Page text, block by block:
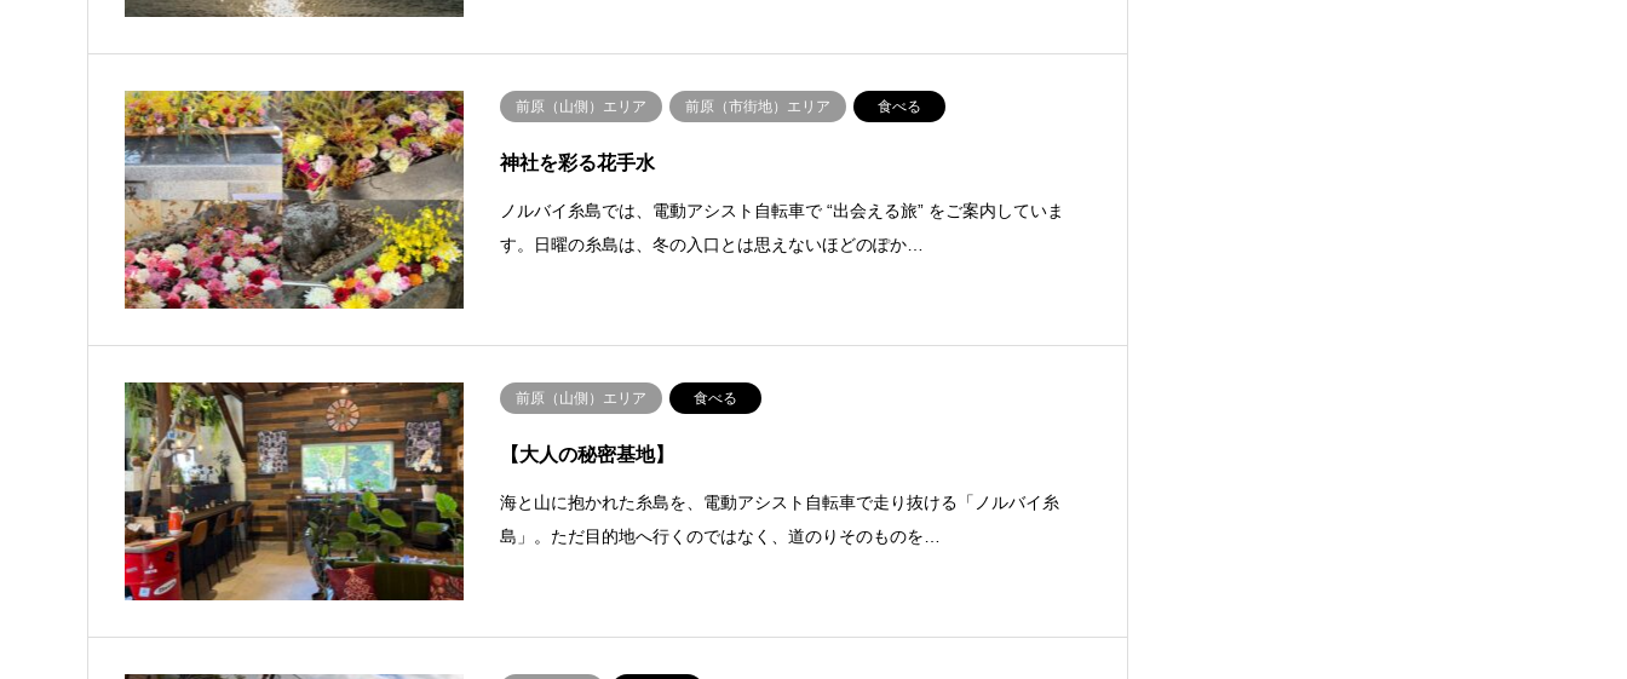
前原（山側）エリア 前原（市街地）エリア 食べる
神社を彩る花手水
ノルバイ糸島では、電動アシスト自転車で “出会える旅” をご案内していま
す。日曜の糸島は、冬の入口とは思えないほどのぽか…
前原（山側）エリア 食べる
【大人の秘密基地】
海と山に抱かれた糸島を、電動アシスト自転車で走り抜ける「ノルバイ糸
島」。ただ目的地へ行くのではなく、道のりそのものを…